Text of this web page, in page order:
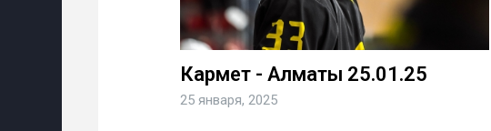
Кармет - Алматы 25.01.25
25 января, 2025